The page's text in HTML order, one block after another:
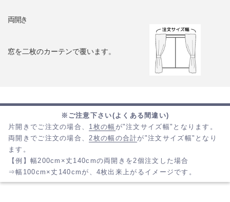
両開き
窓を二枚のカーテンで覆います。
※ご注意下さい(よくある間違い)
片開きでご注文の場合、 1枚の幅 が"注文サイズ幅"となります。
両開きでご注文の場合、 2枚の幅の合計が"注文サイズ幅"となり
ます。
【例】幅200cm×丈140cmの両開きを2個注文した場合
⇒幅100cm×丈140cmが、4枚出来上がるイメージです。